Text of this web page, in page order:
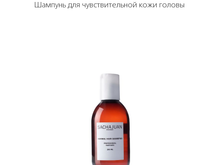
Шампунь для чувствительной кожи головы
Подробнее